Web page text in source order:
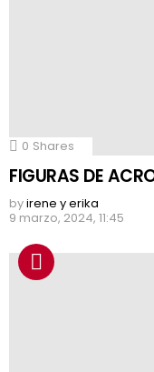
0 Shares
FIGURAS DE
byirene y erika
9 marzo, 2024, 11:45